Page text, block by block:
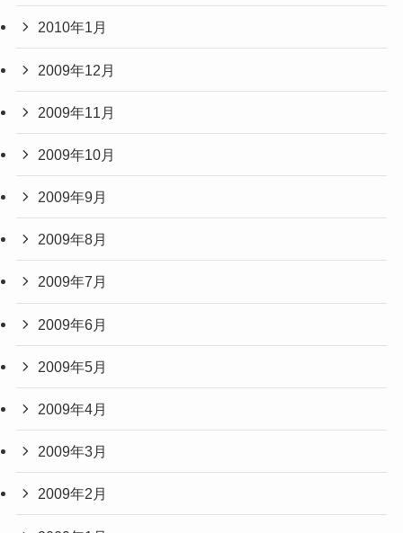
2010年1月
2009年12月
2009年11月
2009年10月
2009年9月
2009年8月
2009年7月
2009年6月
2009年5月
2009年4月
2009年3月
2009年2月